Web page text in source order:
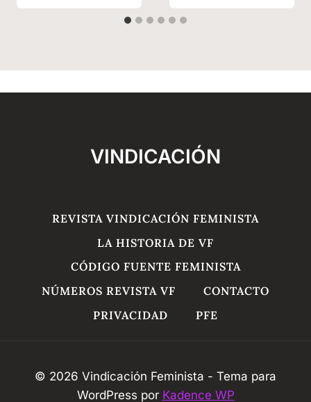
VINDICACIÓN
REVISTA VINDICACIÓN FEMINISTA
LA HISTORIA DE VF
CÓDIGO FUENTE FEMINISTA
NÚMEROS REVISTA VF
CONTACTO
PRIVACIDAD
PFE
© 2026 Vindicación Feminista - Tema para
WordPress por Kadence WP